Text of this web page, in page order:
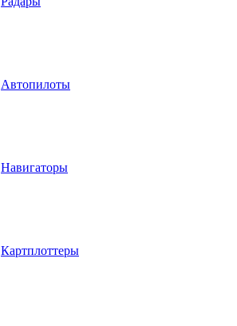
Автопилоты
Навигаторы
Картплоттеры